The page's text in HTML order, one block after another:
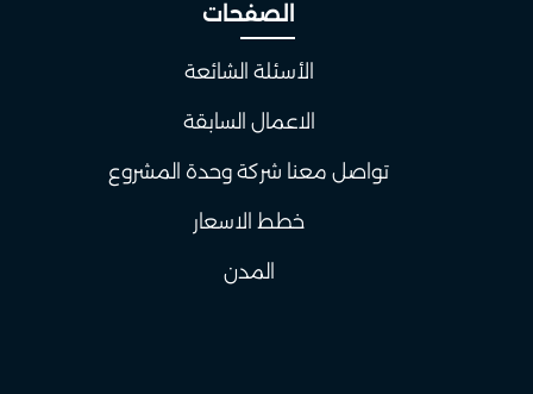
الصفحات
الأسئلة الشائعة
الاعمال السابقة
تواصل معنا شركة وحدة المشروع
خطط الاسعار
المدن